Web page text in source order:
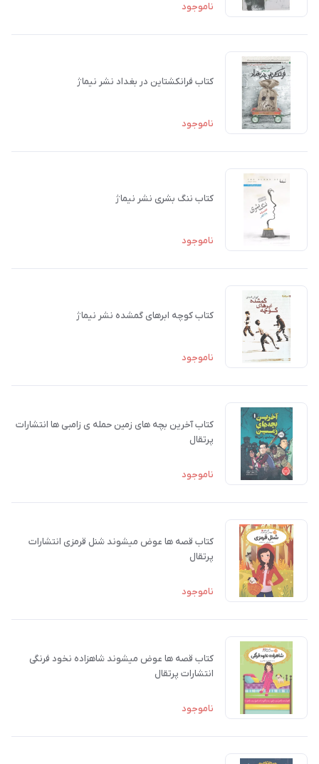
ناموجود
کتاب فرانکشتاین در بغداد نشر نیماژ
ناموجود
کتاب ننگ بشری نشر نیماژ
ناموجود
کتاب کوچه ابرهای گمشده نشر نیماژ
ناموجود
کتاب آخرین بچه های زمین حمله ی زامبی ها انتشارات
پرتقال
ناموجود
کتاب قصه ها عوض میشوند شنل قرمزی انتشارات
پرتقال
ناموجود
کتاب قصه ها عوض میشوند شاهزاده‌ نخود فرنگی
انتشارات پرتقال
ناموجود